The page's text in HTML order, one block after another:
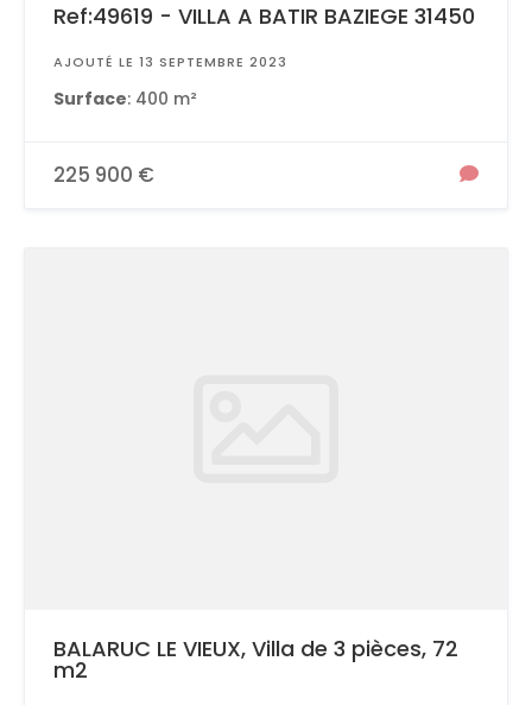
Ref:49619 - VILLA A BATIR BAZIEGE 31450
AJOUTÉ LE 13 SEPTEMBRE 2023
Surface: 400 m²
225 900 €
BALARUC LE VIEUX, Villa de 3 pièces, 72
m2